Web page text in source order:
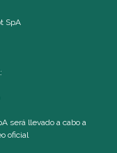
SpA
será llevado a cabo a
oficial